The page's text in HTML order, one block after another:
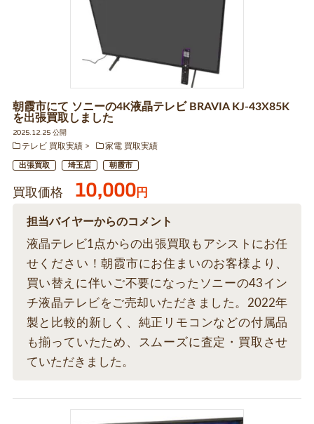
朝霞市にて ソニーの4K液晶テレビ BRAVIA KJ-43X85K
を出張買取しました
2025.12.25 公開
テレビ 買取実績
家電 買取実績
出張買取 埼玉店 朝霞市
買取価格 10,000円
担当バイヤーからのコメント
液晶テレビ1点からの出張買取もアシストにお任
せください！朝霞市にお住まいのお客様より、
買い替えに伴いご不要になったソニーの43イン
チ液晶テレビをご売却いただきました。2022年
製と比較的新しく、純正リモコンなどの付属品
も揃っていたため、スムーズに査定・買取させ
ていただきました。